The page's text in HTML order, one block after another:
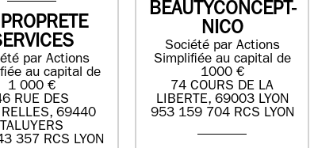
par Actions
au capital de
1 000 €
RUE DES
69440
TALUYERS
357 RCS LYON
BEAUTYCONCEPT-
NICO
Société par Actions
Simplifiée au capital de
1000 €
74 COURS DE LA
LIBERTE, 69003 LYON
953 159 704 RCS LYON